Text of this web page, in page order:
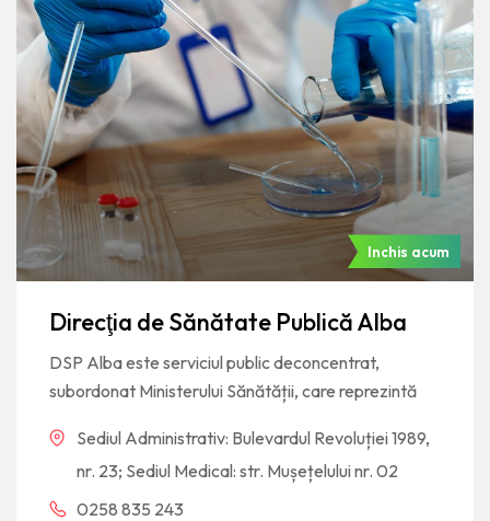
Inchis acum
Direcţia de Sănătate Publică Alba
DSP Alba este serviciul public deconcentrat,
subordonat Ministerului Sănătății, care reprezintă
Sediul Administrativ: Bulevardul Revoluției 1989,
nr. 23; Sediul Medical: str. Mușețelului nr. 02
0258 835 243